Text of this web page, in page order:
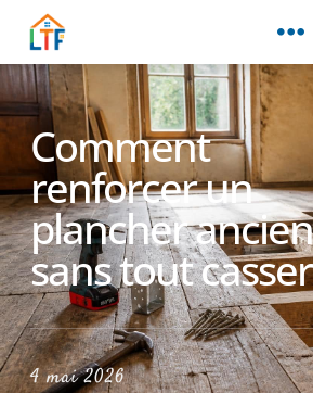
Comment
renforcer un
plancher ancien
sans tout casser
4 mai 2026